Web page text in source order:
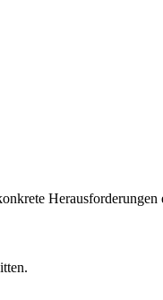
Herausforderungen